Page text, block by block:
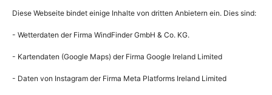
Diese Webseite bindet einige Inhalte von dritten Anbietern ein. Dies sind:
- Wetterdaten der Firma WindFinder GmbH & Co. KG.
- Kartendaten (Google Maps) der Firma Google Ireland Limited
- Daten von Instagram der Firma Meta Platforms Ireland Limited